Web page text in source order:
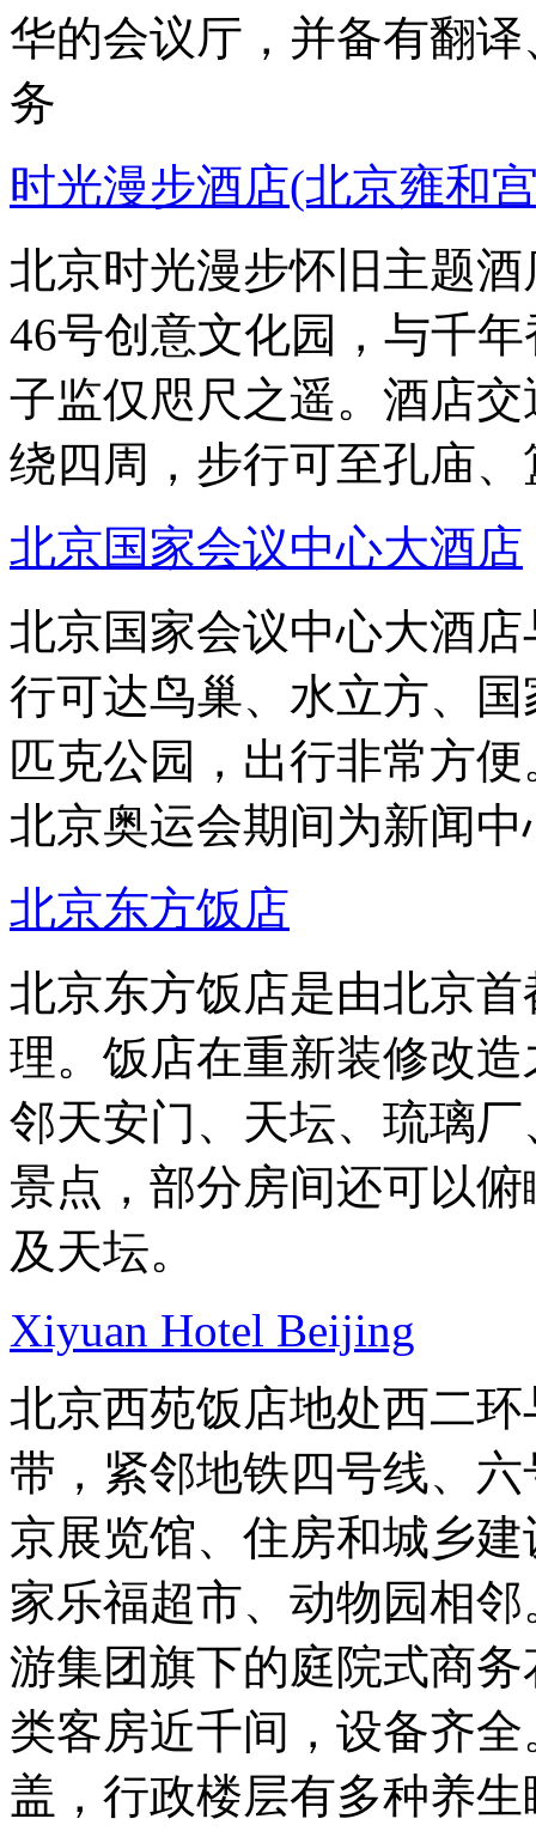
华的会议厅，并备有翻
务
时光漫步酒店(北京雍和
北京时光漫步怀旧主题
46号创意文化园，与千
子监仅咫尺之遥。酒店
绕四周，步行可至孔庙
北京国家会议中心大酒店
北京国家会议中心大酒
行可达鸟巢、水立方、
匹克公园，出行非常方
北京奥运会期间为新闻
北京东方饭店
北京东方饭店是由北京
理。饭店在重新装修改
邻天安门、天坛、琉璃
景点，部分房间还可以
及天坛。
Xiyuan Hotel Beijing
北京西苑饭店地处西二
带，紧邻地铁四号线、
京展览馆、住房和城乡
家乐福超市、动物园相
游集团旗下的庭院式商
类客房近千间，设备齐
盖，行政楼层有多种养